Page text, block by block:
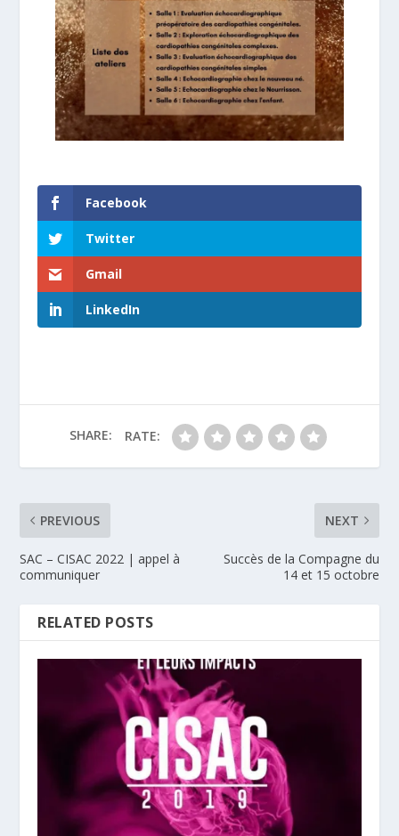
Facebook
Twitter
Gmail
LinkedIn
SHARE: RATE:
PREVIOUS
SAC – CISAC 2022 | appel à
communiquer
NEXT
Succès de la Compagne du
14 et 15 octobre
RELATED POSTS